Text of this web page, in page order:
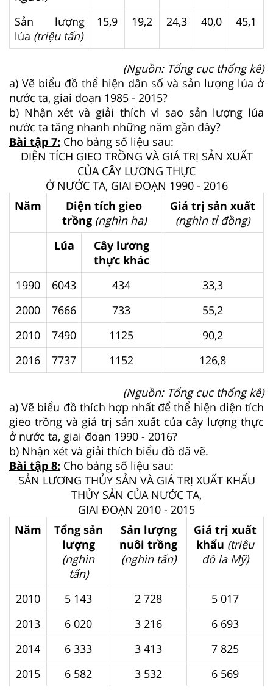
Sản lượng
lúa (triệu tấn)
15,9 19,2 24,3 40,0 45,1
(Nguồn: Tổng cục thống kê)
a) Vẽ biểu đồ thể hiện dân số và sản lượng lúa ở
nước ta, giai đoạn 1985 - 2015?
b) Nhận xét và giải thích vì sao sản lượng lúa
nước ta tăng nhanh những năm gần đây?
Bài tập 7: Cho bảng số liệu sau:
DIỆN TÍCH GIEO TRỒNG VÀ GIÁ TRỊ SẢN XUẤT
CỦA CÂY LƯƠNG THỰC
Ở NƯỚC TA, GIAI ĐOẠN 1990 - 2016
Năm
Diện tích gieo
trồng (nghìn ha)
Giá trị sản xuất
(nghìn tỉ đồng)
Lúa
Cây lương
thực khác
1990
6043 434
33,3
2000
7666 733
55,2
2010
7490 1125
90,2
2016
7737 1152 126,8
(Nguồn: Tổng cục thống kê)
a) Vẽ biểu đồ thích hợp nhất để thể hiện diện tích
gieo trồng và giá trị sản xuất của cây lượng thực
ở nước ta, giai đoạn 1990 - 2016?
b) Nhận xét và giải thích biểu đồ đã vẽ.
Bài tập 8: Cho bảng số liệu sau:
SẢN LƯƠNG THỦY SẢN VÀ GIÁ TRỊ XUẤT KHẨU
THỦY SẢN CỦA NƯỚC TA,
GIAI ĐOẠN 2010 - 2015
Năm
Tổng sản
lượng
(nghìn
tấn)
Sản lượng
nuôi trồng
(nghìn tấn)
Giá trị xuất
khẩu (triệu
đô la Mỹ)
2010 5 143 2 728
5 017
2013
6 020 3 216
6 693
2014
6 333 3 413
7 825
2015
6 582 3 532 6 569